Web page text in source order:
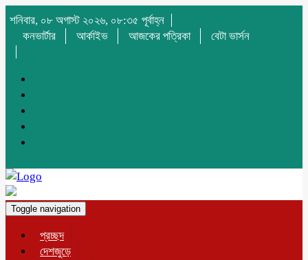
শনিবার, ০৮ অগাস্ট ২০২৬, ০৮:৩৫ পূর্বাহ্ন
কনভার্টার
আর্কাইভ আজকের পত্রিকা বেটা ভার্সন
Toggle navigation
প্রচ্ছদ
দেশজুড়ে